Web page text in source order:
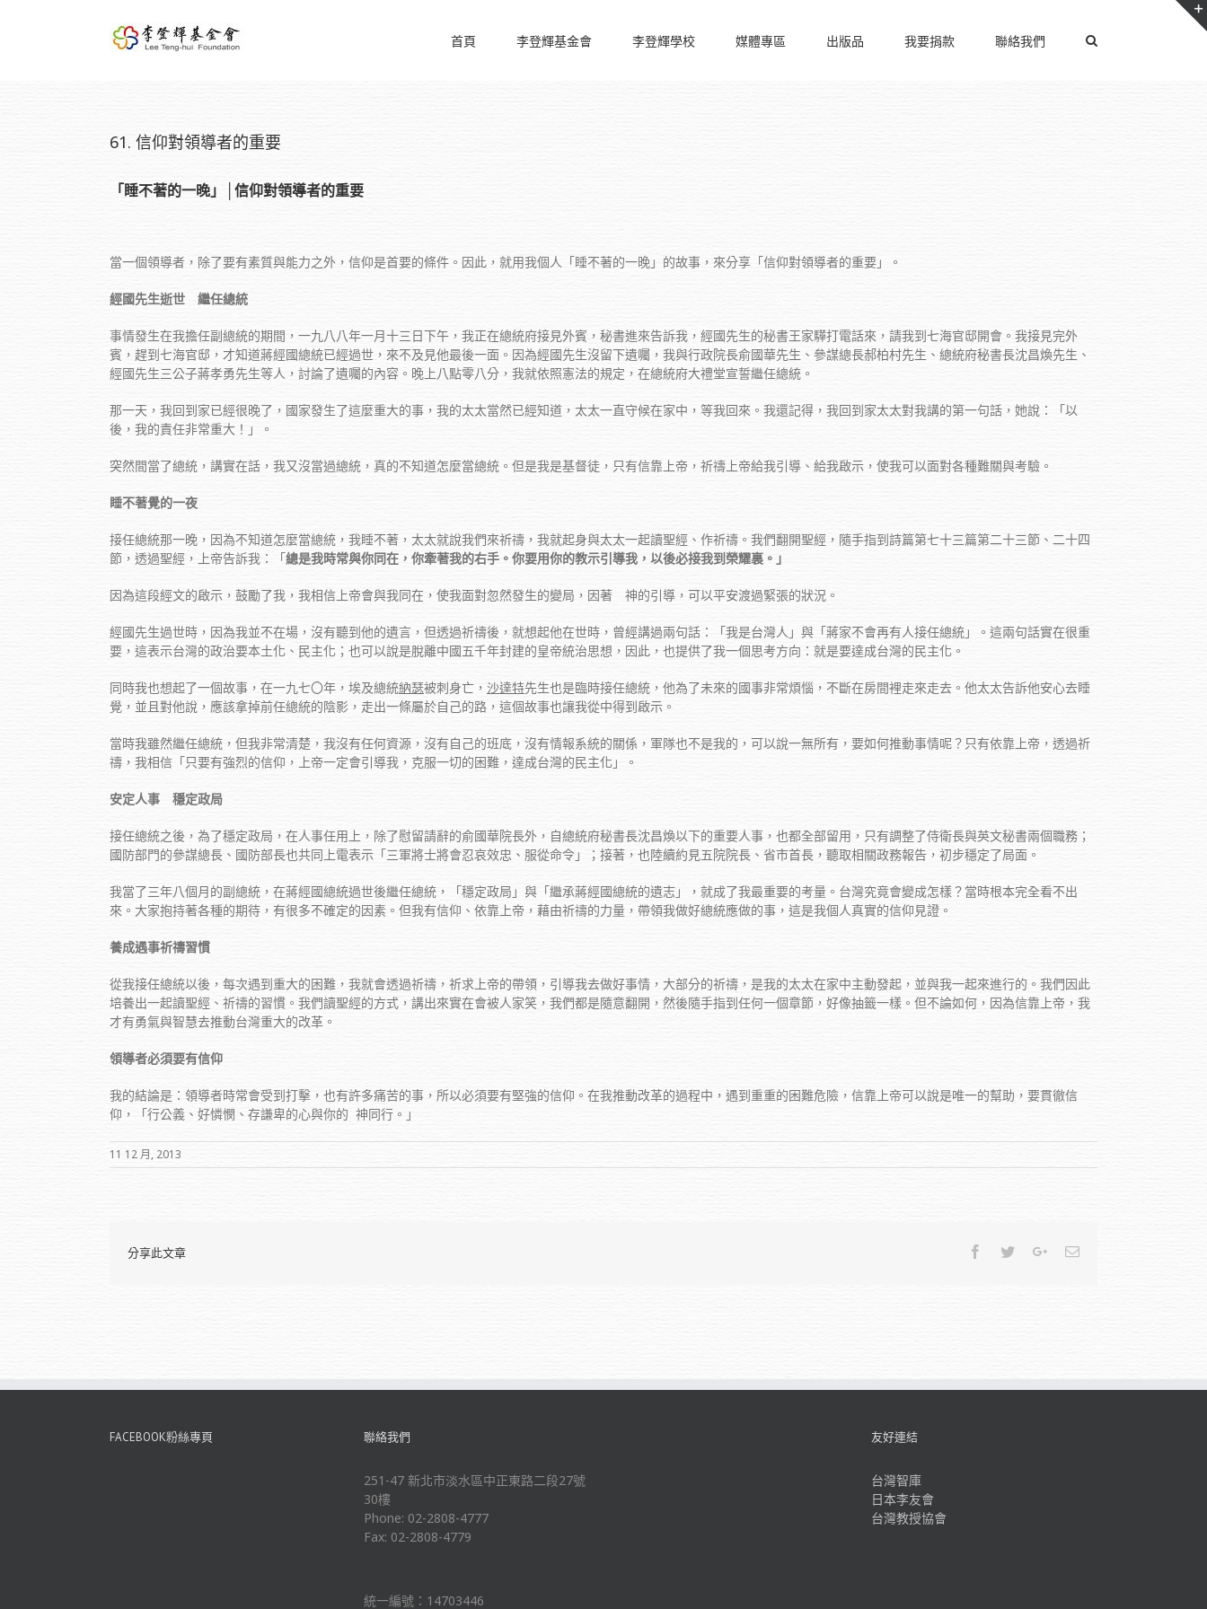
首頁 李登輝基金會 李登輝學校 媒體專區 出版品 我要捐款 聯絡我們
61. 信仰對領導者的重要
「睡不著的一晚」│信仰對領導者的重要
當一個領導者，除了要有素質與能力之外，信仰是首要的條件。因此，就用我個人「睡不著的一晚」的故事，來分享「信仰對領導者的重要」。
經國先生逝世 繼任總統
事情發生在我擔任副總統的期間，一九八八年一月十三日下午，我正在總統府接見外賓，秘書進來告訴我，經國先生的秘書王家驊打電話來，請我到七海官邸開會。我接見完外
賓，趕到七海官邸，才知道蔣經國總統已經過世，來不及見他最後一面。因為經國先生沒留下遺囑，我與行政院長俞國華先生、參謀總長郝柏村先生、總統府秘書長沈昌煥先生、
經國先生三公子蔣孝勇先生等人，討論了遺囑的內容。晚上八點零八分，我就依照憲法的規定，在總統府大禮堂宣誓繼任總統。
那一天，我回到家已經很晚了，國家發生了這麼重大的事，我的太太當然已經知道，太太一直守候在家中，等我回來。我還記得，我回到家太太對我講的第一句話，她說：「以
後，我的責任非常重大！」。
突然間當了總統，講實在話，我又沒當過總統，真的不知道怎麼當總統。但是我是基督徒，只有信靠上帝，祈禱上帝給我引導、給我啟示，使我可以面對各種難關與考驗。
睡不著覺的一夜
接任總統那一晚，因為不知道怎麼當總統，我睡不著，太太就說我們來祈禱，我就起身與太太一起讀聖經、作祈禱。我們翻開聖經，隨手指到詩篇第七十三篇第二十三節、二十四
節，透過聖經，上帝告訴我：「總是我時常與你同在，你牽著我的右手。你要用你的教示引導我，以後必接我到榮耀裏。」
因為這段經文的啟示，鼓勵了我，我相信上帝會與我同在，使我面對忽然發生的變局，因著 神的引導，可以平安渡過緊張的狀況。
經國先生過世時，因為我並不在場，沒有聽到他的遺言，但透過祈禱後，就想起他在世時，曾經講過兩句話：「我是台灣人」與「蔣家不會再有人接任總統」。這兩句話實在很重
要，這表示台灣的政治要本土化、民主化；也可以說是脫離中國五千年封建的皇帝統治思想，因此，也提供了我一個思考方向：就是要達成台灣的民主化。
同時我也想起了一個故事，在一九七〇年，埃及總統納瑟被刺身亡， 沙達特先生也是臨時接任總統，他為了未來的國事非常煩惱，不斷在房間裡走來走去。他太太告訴他安心去睡
覺，並且對他說，應該拿掉前任總統的陰影，走出一條屬於自己的路，這個故事也讓我從中得到啟示。
當時我雖然繼任總統，但我非常清楚，我沒有任何資源，沒有自己的班底，沒有情報系統的關係，軍隊也不是我的，可以說一無所有，要如何推動事情呢？只有依靠上帝，透過祈
禱，我相信「只要有強烈的信仰，上帝一定會引導我，克服一切的困難，達成台灣的民主化」。
安定人事 穩定政局
接任總統之後，為了穩定政局，在人事任用上，除了慰留請辭的俞國華院長外，自總統府秘書長沈昌煥以下的重要人事，也都全部留用，只有調整了侍衛長與英文秘書兩個職務；
國防部門的參謀總長、國防部長也共同上電表示「三軍將士將會忍哀效忠、服從命令」；接著，也陸續約見五院院長、省市首長，聽取相關政務報告，初步穩定了局面。
我當了三年八個月的副總統，在蔣經國總統過世後繼任總統，「穩定政局」與「繼承蔣經國總統的遺志」，就成了我最重要的考量。台灣究竟會變成怎樣？當時根本完全看不出
來。大家抱持著各種的期待，有很多不確定的因素。但我有信仰、依靠上帝，藉由祈禱的力量，帶領我做好總統應做的事，這是我個人真實的信仰見證。
養成遇事祈禱習慣
從我接任總統以後，每次遇到重大的困難，我就會透過祈禱，祈求上帝的帶領，引導我去做好事情，大部分的祈禱，是我的太太在家中主動發起，並與我一起來進行的。我們因此
培養出一起讀聖經、祈禱的習慣。我們讀聖經的方式，講出來實在會被人家笑，我們都是隨意翻開，然後隨手指到任何一個章節，好像抽籤一樣。但不論如何，因為信靠上帝，我
才有勇氣與智慧去推動台灣重大的改革。
領導者必須要有信仰
我的結論是：領導者時常會受到打擊，也有許多痛苦的事，所以必須要有堅強的信仰。在我推動改革的過程中，遇到重重的困難危險，信靠上帝可以說是唯一的幫助，要貫徹信
仰，「行公義、好憐憫、存謙卑的心與你的 神同行。」
11 12 月, 2013
分享此文章 Facebook
TwitterGoogle+Email
FACEBOOK粉絲專頁 聯絡我們
251-47 新北市淡水區中正東路二段27號
30樓
Phone: 02-2808-4777
Fax: 02-2808-4779
統一編號：14703446
友好連結
台灣智庫
日本李友會
台灣教授協會